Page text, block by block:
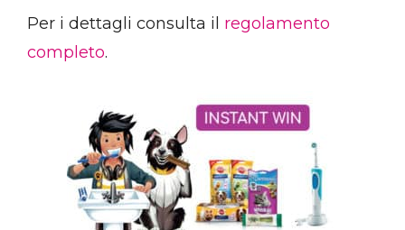
Per i dettagli consulta il regolamento
completo.